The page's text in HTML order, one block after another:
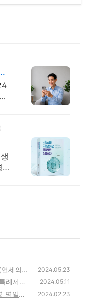
세의료
2024.05.23
례제도! 2024.05.11
일까? 2024.02.23